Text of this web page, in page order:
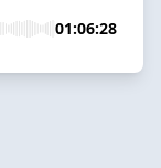
01:06:28